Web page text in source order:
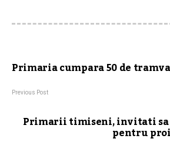
Primaria cumpara 50 de
Previous Post
Primarii timiseni, invitati sa
pentru